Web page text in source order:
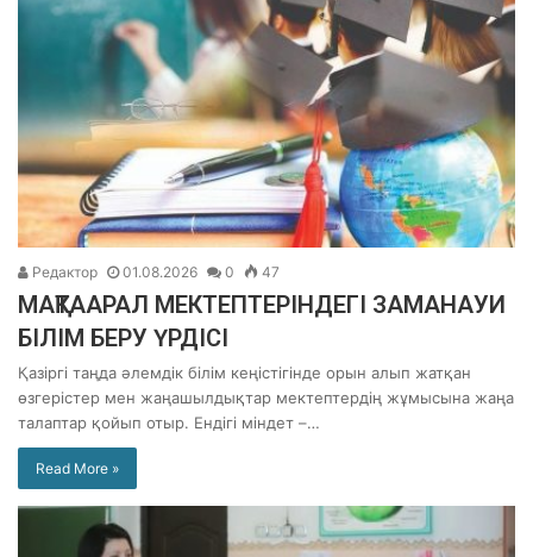
Редактор 01.08.2026 0 47
МАҚТААРАЛ МЕКТЕПТЕРІНДЕГІ ЗАМАНАУИ
БІЛІМ БЕРУ ҮРДІСІ
Қазіргі таңда әлемдік білім кеңістігінде орын алып жатқан
өзгерістер мен жаңашылдықтар мектептердің жұмысына жаңа
талаптар қойып отыр. Ендігі міндет –…
Read More »